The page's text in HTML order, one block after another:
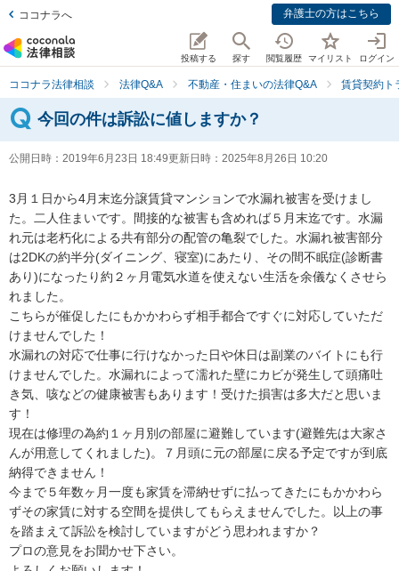
ココナラへ 弁護士の方はこちら
投稿する 探す 閲覧履歴 マイリスト ログイン
ココナラ法律相談 法律Q&A 不動産・住まいの法律Q&A 賃貸契約ト
今回の件は訴訟に値しますか？
公開日時： 2019年6月23日 18:49更新日時： 2025年8月26日 10:20
3月１日から4月末迄分譲賃貸マンションで水漏れ被害を受けまし
た。二人住まいです。間接的な被害も含めれば５月末迄です。水漏
れ元は老朽化による共有部分の配管の亀裂でした。水漏れ被害部分
は2DKの約半分(ダイニング、寝室)にあたり、その間不眠症(診断書
あり)になったり約２ヶ月電気水道を使えない生活を余儀なくさせら
れました。
こちらが催促したにもかかわらず相手都合ですぐに対応していただ
けませんでした！
水漏れの対応で仕事に行けなかった日や休日は副業のバイトにも行
けませんでした。水漏れによって濡れた壁にカビが発生して頭痛吐
き気、咳などの健康被害もあります！受けた損害は多大だと思いま
す！
現在は修理の為約１ヶ月別の部屋に避難しています(避難先は大家さ
んが用意してくれました)。７月頭に元の部屋に戻る予定ですが到底
納得できません！
今まで５年数ヶ月一度も家賃を滞納せずに払ってきたにもかかわら
ずその家賃に対する空間を提供してもらえませんでした。以上の事
を踏まえて訴訟を検討していますがどう思われますか？
プロの意見をお聞かせ下さい。